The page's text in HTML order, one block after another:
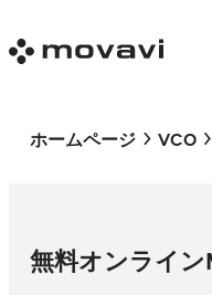
ホームページ VCO
無料オンライ